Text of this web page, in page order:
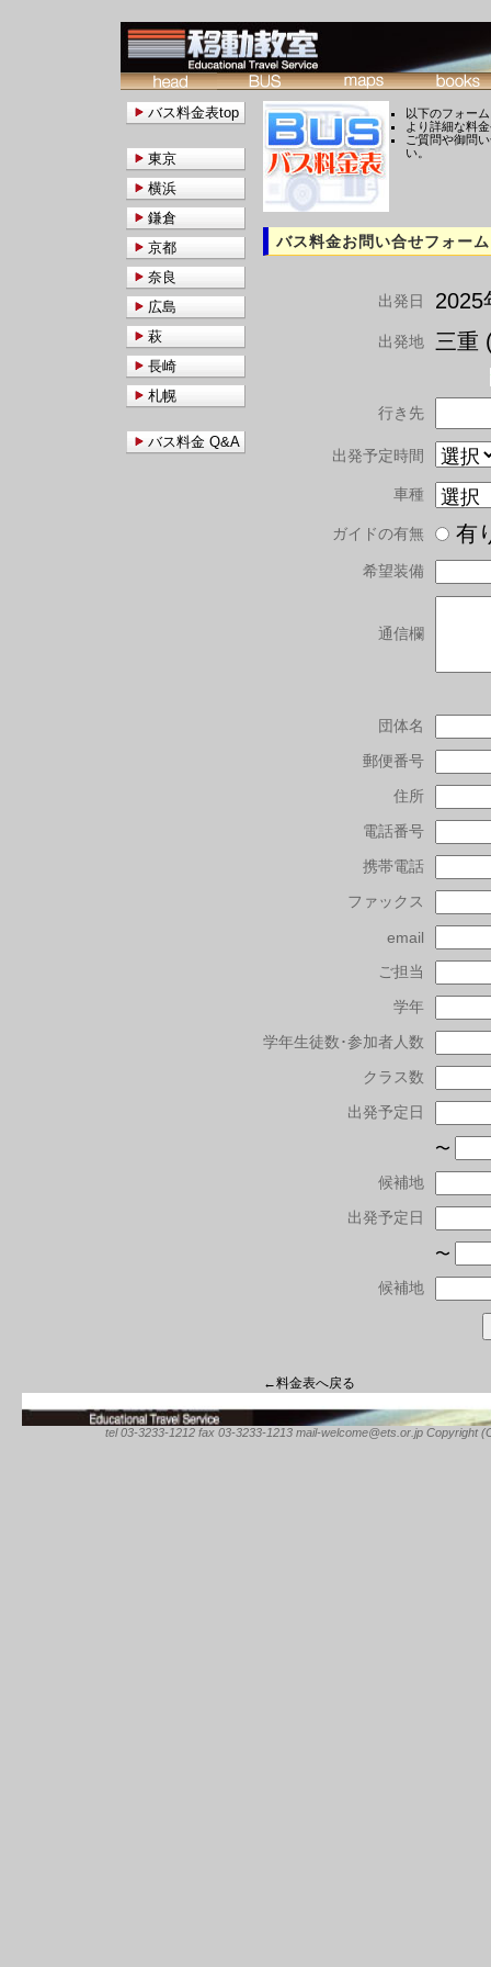
以下のフォー
より詳細な料
ご質問や御問
い。
バス料金お問い合せフォーム
出発日 2025
出発地 三重
行き先
出発予定時間
車種
ガイドの有無
希望装備
通信欄
団体名
郵便番号
住所
電話番号
携帯電話
ファックス
email
ご担当
学年
学年生徒数･参加者人数
クラス数
出発予定日
〜
候補地
出発予定日
〜
候補地
←料金表へ戻る
バス料金表top
東京
横浜
鎌倉
京都
奈良
広島
萩
長崎
札幌
バス料金 Q&A
tel 03-3233-1212 fax 03-3233-1213 mail-welcome@ets.or.jp Copyright